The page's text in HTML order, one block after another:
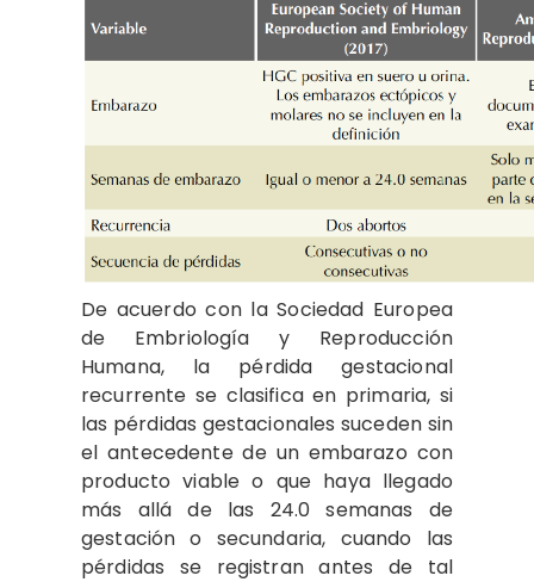
De acuerdo con la Sociedad Europea
de Embriología y Reproducción
Humana, la pérdida gestacional
recurrente se clasifica en primaria, si
las pérdidas gestacionales suceden sin
el antecedente de un embarazo con
producto viable o que haya llegado
más allá de las 24.0 semanas de
gestación o secundaria, cuando las
pérdidas se registran antes de tal